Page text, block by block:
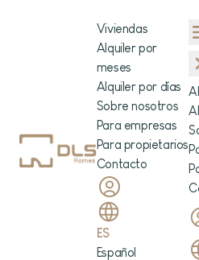
Viviendas
Alquiler por
meses
Alquiler por días
Sobre nosotros
Para empresas
Para propietarios
Contacto
ES
Español